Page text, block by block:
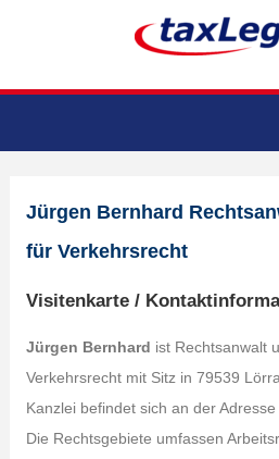
Jürgen Bernhard
für Verkehrsrecht
Visitenkarte /
Jürgen Bernhard ist Rechtsanwalt
Verkehrsrecht mit Sitz in 79539
Kanzlei befindet sich an der Adresse
Die Rechtsgebiete umfassen